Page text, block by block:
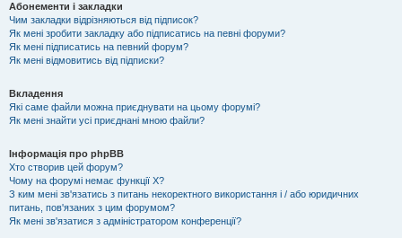
Абонементи і закладки
Чим закладки відрізняються від підписок?
Як мені зробити закладку або підписатись на певні форуми?
Як мені підписатись на певний форум?
Як мені відмовитись від підписки?
Вкладення
Які саме файли можна приєднувати на цьому форумі?
Як мені знайти усі приєднані мною файли?
Інформація про phpBB
Хто створив цей форум?
Чому на форумі немає функції X?
З ким мені зв'язатись з питань некоректного використання і / або юридичних
питань, пов'язаних з цим форумом?
Як мені зв'язатися з адміністратором конференції?